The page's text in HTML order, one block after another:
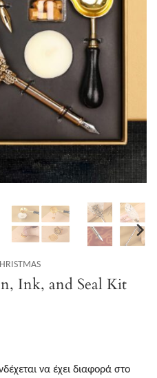
Ink, and Seal Kit
να έχει διαφορά στο